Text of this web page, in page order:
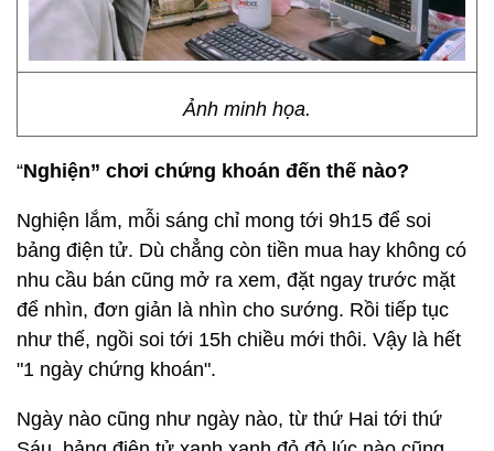
Ảnh minh họa.
“Nghiện” chơi chứng khoán đến thế nào?
Nghiện lắm, mỗi sáng chỉ mong tới 9h15 để soi
bảng điện tử. Dù chẳng còn tiền mua hay không có
nhu cầu bán cũng mở ra xem, đặt ngay trước mặt
để nhìn, đơn giản là nhìn cho sướng. Rồi tiếp tục
như thế, ngồi soi tới 15h chiều mới thôi. Vậy là hết
"1 ngày chứng khoán".
Ngày nào cũng như ngày nào, từ thứ Hai tới thứ